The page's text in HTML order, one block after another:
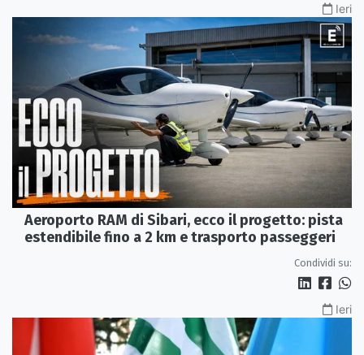
Ieri
Aeroporto RAM di Sibari, ecco il progetto: pista
estendibile fino a 2 km e trasporto passeggeri
Condividi su:
Ieri